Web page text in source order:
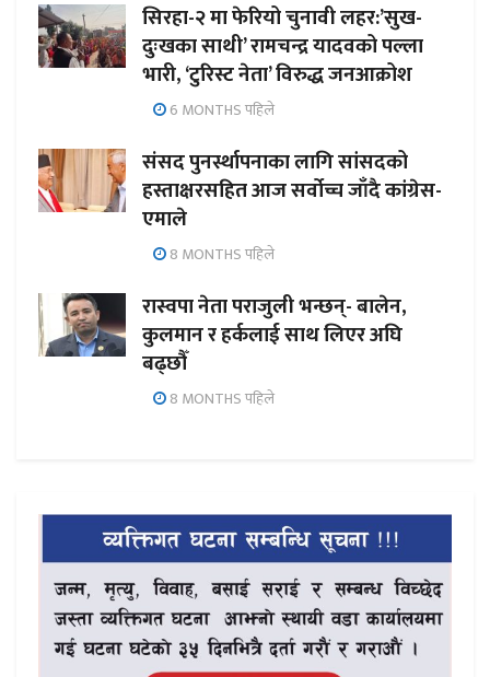
सिरहा-२ मा फेरियो चुनावी लहर:’सुख-
दुःखका साथी’ रामचन्द्र यादवको पल्ला
भारी, ‘टुरिस्ट नेता’ विरुद्ध जनआक्रोश
6 MONTHS पहिले
संसद पुनर्स्थापनाका लागि सांसदको
हस्ताक्षरसहित आज सर्वोच्च जाँदै कांग्रेस-
एमाले
8 MONTHS पहिले
रास्वपा नेता पराजुली भन्छन्- बालेन,
कुलमान र हर्कलाई साथ लिएर अघि
बढ्छौँ
8 MONTHS पहिले